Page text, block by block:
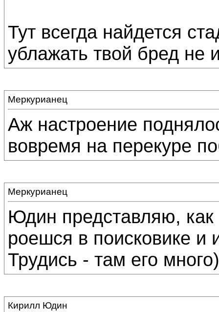
Тут всегда найдется
ублажать твой бред не
Меркурианец
Аж настроение
вовремя на перекуре
Меркурианец
Юдин представляю,
роешся в поисковике
Трудись - там его
Кирилл Юдин